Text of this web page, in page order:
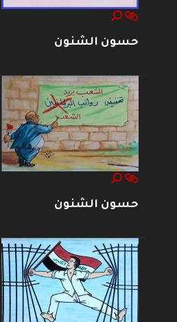
حسون الشنون
حسون الشنون